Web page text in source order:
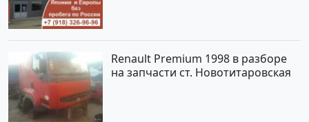
Renault Premium 1998 в разборе
на запчасти ст. Новотитаровская